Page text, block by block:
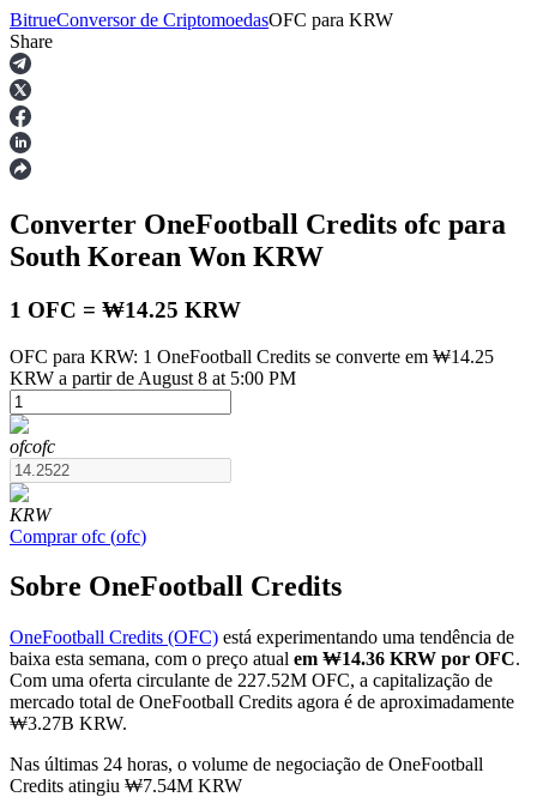
Futuros
Futuros de USDT
Futuros COIN-M
Futuros de criptomoeda
TradFi
BitrueConversor de CriptomoedasOFC para KRW
Share
Converter OneFootball Credits ofc para
South Korean Won KRW
1 OFC = ₩14.25 KRW
OFC para KRW: 1 OneFootball Credits se converte em ₩14.25
KRW a partir de August 8 at 5:00 PM
ofcofc
KRW
Comprar ofc (ofc)
Sobre OneFootball Credits
OneFootball Credits (OFC) está experimentando uma tendência de
baixa esta semana, com o preço atual em ₩14.36 KRW por OFC.
Com uma oferta circulante de 227.52M OFC, a capitalização de
mercado total de OneFootball Credits agora é de aproximadamente
₩3.27B KRW.
Nas últimas 24 horas, o volume de negociação de OneFootball
Credits atingiu ₩7.54M KRW